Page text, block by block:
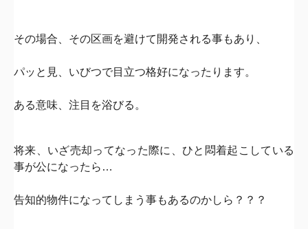
その場合、その区画を避けて開発される事もあり、
パッと見、いびつで目立つ格好になったります。
ある意味、注目を浴びる。
将来、いざ売却ってなった際に、ひと悶着起こしている
事が公になったら…
告知的物件になってしまう事もあるのかしら？？？